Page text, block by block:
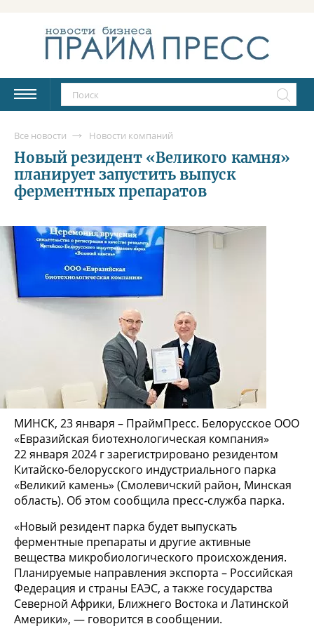
Все новости Новости компаний
Новый резидент «Великого камня»
планирует запустить выпуск
ферментных препаратов
МИНСК, 23 января – ПраймПресс. Белорусское ООО
«Евразийская биотехнологическая компания»
22 января 2024 г зарегистрировано резидентом
Китайско-белорусского индустриального парка
«Великий камень» (Смолевичский район, Минская
область). Об этом сообщила пресс-служба парка.
«Новый резидент парка будет выпускать
ферментные препараты и другие активные
вещества микробиологического происхождения.
Планируемые направления экспорта – Российская
Федерация и страны ЕАЭС, а также государства
Северной Африки, Ближнего Востока и Латинской
Америки», — говорится в сообщении.